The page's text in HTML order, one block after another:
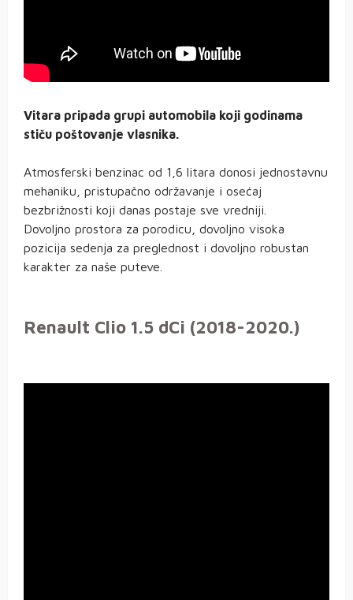
Vitara pripada grupi automobila koji godinama
stiču poštovanje vlasnika.
Atmosferski benzinac od 1,6 litara donosi jednostavnu
mehaniku, pristupačno održavanje i osećaj
bezbrižnosti koji danas postaje sve vredniji.
Dovoljno prostora za porodicu, dovoljno visoka
pozicija sedenja za preglednost i dovoljno robustan
karakter za naše puteve.
Renault Clio 1.5 dCi (2018-2020.)